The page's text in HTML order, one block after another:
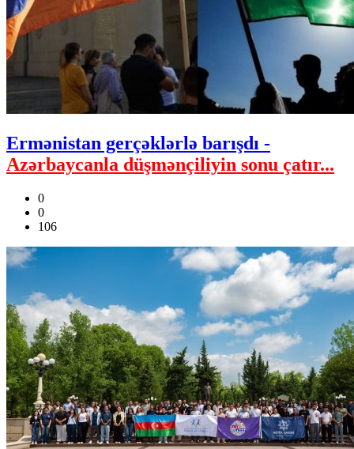
Ermənistan gerçəklərlə barışdı -
Azərbaycanla düşmənçiliyin sonu çatır...
0
0
106